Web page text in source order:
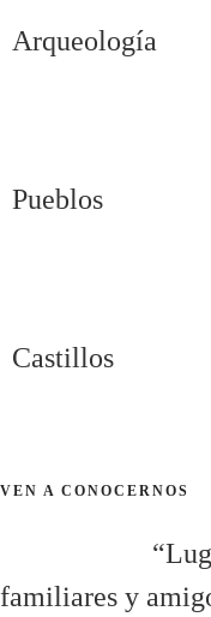
Arqueología
Pueblos
Castillos
VEN A CONOCERNOS
familiares y